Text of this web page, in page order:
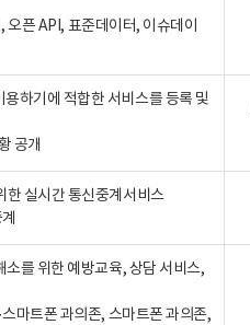
픈 API, 표준데이터, 이슈데이
하기에 적합한 서비스를 등록 및
공개
실시간 통신중계서비스
를 위한 예방교육, 상담 서비스,
마트폰 과의존, 스마트폰 과의존,